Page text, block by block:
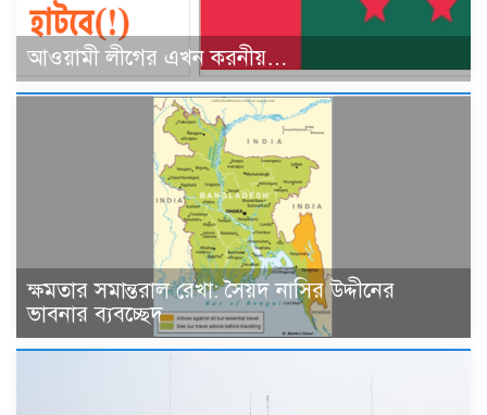
আওয়ামী লীগের এখন করনীয়…
ক্ষমতার সমান্তরাল রেখা: সৈয়দ নাসির উদ্দীনের
ভাবনার ব্যবচ্ছেদ